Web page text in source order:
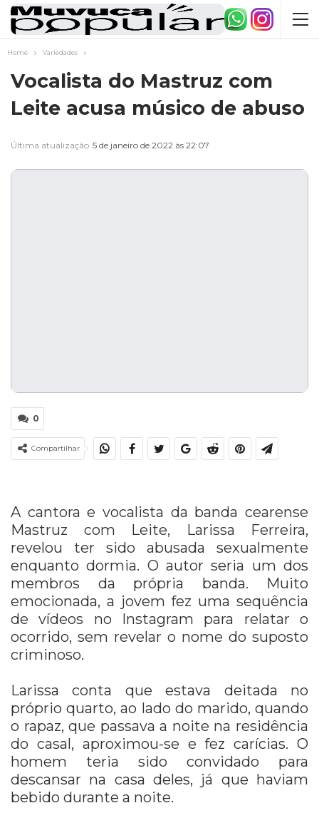
Home Variedades
Vocalista do Mastruz com
Leite acusa músico de abuso
Última atualização 5 de janeiro de 2022 às 22:07
0
Compartilhar
A cantora e vocalista da banda cearense
Mastruz com Leite, Larissa Ferreira,
revelou ter sido abusada sexualmente
enquanto dormia. O autor seria um dos
membros da própria banda. Muito
emocionada, a jovem fez uma sequência
de vídeos no Instagram para relatar o
ocorrido, sem revelar o nome do suposto
criminoso.
Larissa conta que estava deitada no
próprio quarto, ao lado do marido, quando
o rapaz, que passava a noite na residência
do casal, aproximou-se e fez carícias. O
homem teria sido convidado para
descansar na casa deles, já que haviam
bebido durante a noite.